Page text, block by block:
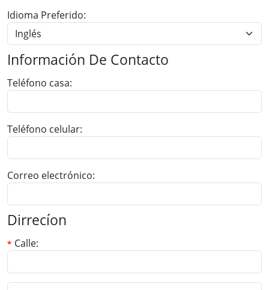
Idioma Preferido
Información De Contacto
Teléfono casa
Teléfono celular
Correo electrónico
Dirrecíon
Calle